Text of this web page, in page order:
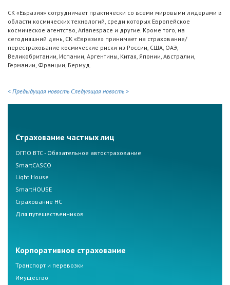
СК «Евразия» сотрудничает практически со всеми мировыми лидерами в
области космических технологий, среди которых Европейское
космическое агентство, Arianespace и другие. Кроме того, на
сегодняшний день, СК «Евразия» принимает на страхование/
перестрахование космические риски из России, США, ОАЭ,
Великобритании, Испании, Аргентины, Китая, Японии, Австралии,
Германии, Франции, Бермуд.
< Предыдущая новость Следующая новость >
Страхование частных лиц
ОГПО ВТС - Обязательное автострахование
SmartCASCO
Light House
SmartHOUSE
Страхование НС
Для путешественников
Корпоративное страхование
Транспорт и перевозки
Имущество